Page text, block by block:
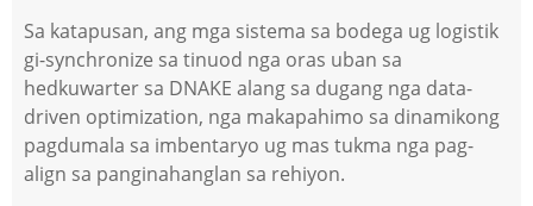
Sa katapusan, ang mga sistema sa bodega ug logistik
gi-synchronize sa tinuod nga oras uban sa
hedkuwarter sa DNAKE alang sa dugang nga data-
driven optimization, nga makapahimo sa dinamikong
pagdumala sa imbentaryo ug mas tukma nga pag-
align sa panginahanglan sa rehiyon.